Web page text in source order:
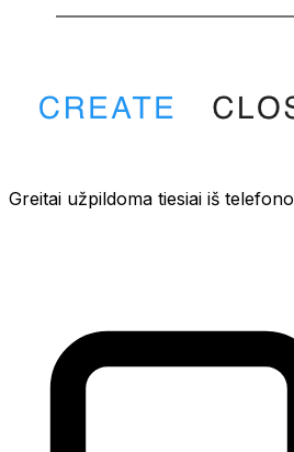
Greitai užpildoma tiesiai iš telefono